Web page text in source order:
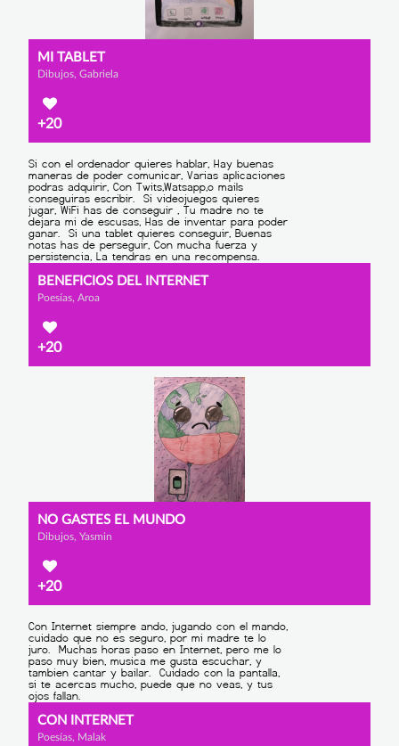
MI TABLET
Dibujos, Gabriela
+20
BENEFICIOS DEL INTERNET
Poesías, Aroa
+20
NO GASTES EL MUNDO
Dibujos, Yasmin
+20
CON INTERNET
Poesías, Malak